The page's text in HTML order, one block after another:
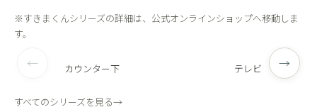
すべてのシリーズを見る→
※すきまくんシリーズの詳細は、公式オンラインショップへ移動しま
す。
← カウンター下 テレビ →